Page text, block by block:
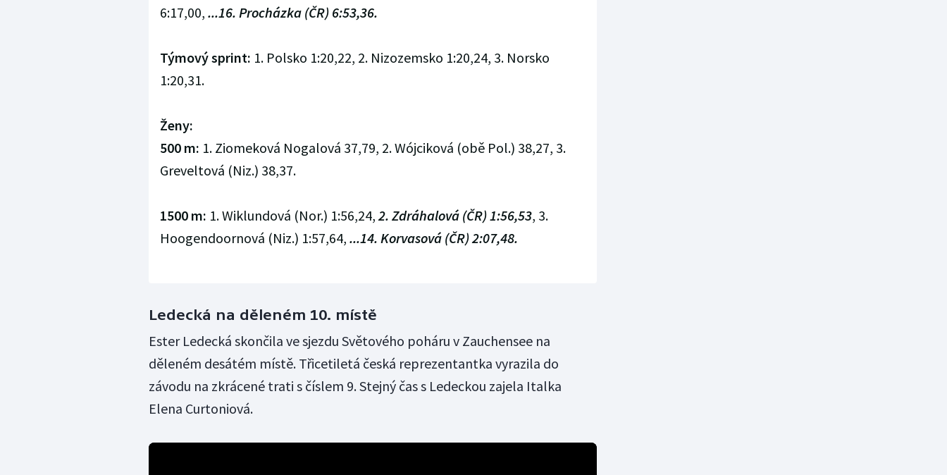
6:17,00, ...16. Procházka (ČR) 6:53,36.
Týmový sprint: 1. Polsko 1:20,22, 2. Nizozemsko 1:20,24, 3. Norsko
1:20,31.
Ženy:
500 m: 1. Ziomeková Nogalová 37,79, 2. Wójciková (obě Pol.) 38,27, 3.
Greveltová (Niz.) 38,37.
1500 m: 1. Wiklundová (Nor.) 1:56,24,2. Zdráhalová (ČR) 1:56,53, 3.
Hoogendoornová (Niz.) 1:57,64, ...14. Korvasová (ČR) 2:07,48.
Ledecká na děleném 10. místě
Ester Ledecká skončila ve sjezdu Světového poháru v Zauchensee na
děleném desátém místě. Třicetiletá česká reprezentantka vyrazila do
závodu na zkrácené trati s číslem 9. Stejný čas s Ledeckou zajela Italka
Elena Curtoniová.